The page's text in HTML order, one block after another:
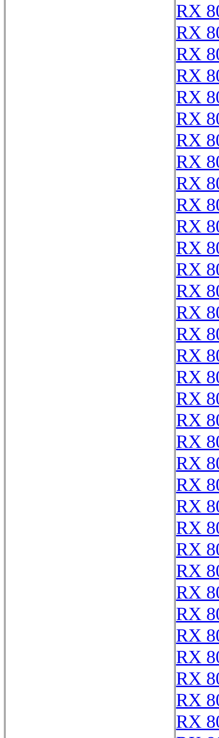
RX
RX
RX
RX
RX
RX
RX
RX
RX
RX
RX
RX
RX
RX
RX
RX
RX
RX
RX
RX
RX
RX
RX
RX
RX
RX
RX
RX
RX
RX
RX
RX
RX
RX